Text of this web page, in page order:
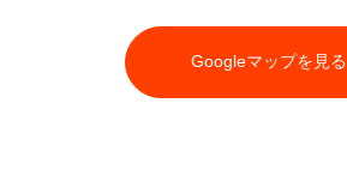
Googleマップを見る